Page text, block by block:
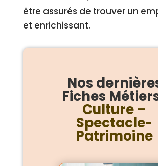
être assurés de trouver un
et enrichissant.
Nos
Fiches
Culture –
Spectacle-
Patrimoine